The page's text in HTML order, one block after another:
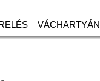
– VÁCHARTYÁN